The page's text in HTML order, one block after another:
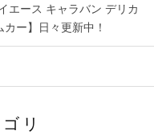
エース キャラバン デリカ
ー】日々更新中！
リ